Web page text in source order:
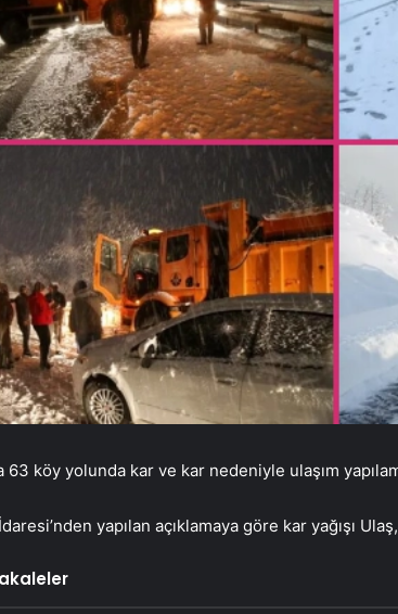
63 köy yolunda kar ve kar nedeniyle ulaşım
yapılan açıklamaya göre kar yağışı